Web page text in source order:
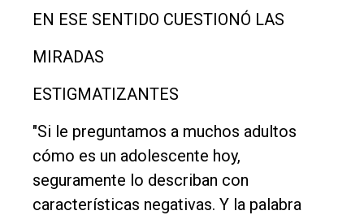
EN ESE SENTIDO CUESTIONÓ LAS
MIRADAS
ESTIGMATIZANTES
"Si le preguntamos a muchos adultos
cómo es un adolescente hoy,
seguramente lo describan con
características negativas. Y la palabra